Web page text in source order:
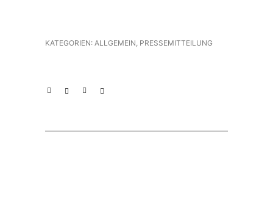
KATEGORIEN: ALLGEMEIN, PRESSEMITTEILUNG